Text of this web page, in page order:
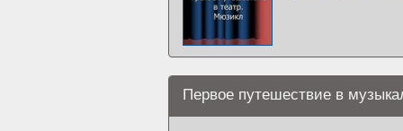
Первое путешествие в